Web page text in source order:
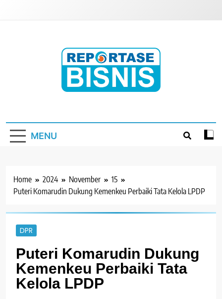
MENU
Home 2024 November
15
Puteri Komarudin Dukung Kemenkeu Perbaiki Tata Kelola LPDP
DPR
Puteri Komarudin Dukung
Kemenkeu Perbaiki Tata
Kelola LPDP